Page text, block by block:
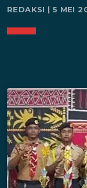
REDAKSI | 5 MEI